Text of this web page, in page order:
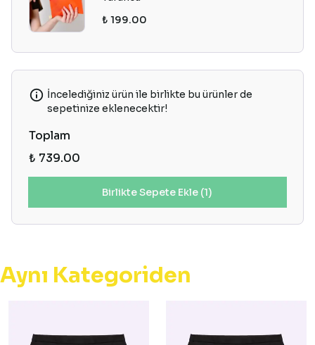
₺ 199.00
İncelediğiniz ürün ile birlikte bu ürünler de
sepetinize eklenecektir!
Toplam
₺ 739.00
Birlikte Sepete Ekle (1)
Aynı Kategoriden